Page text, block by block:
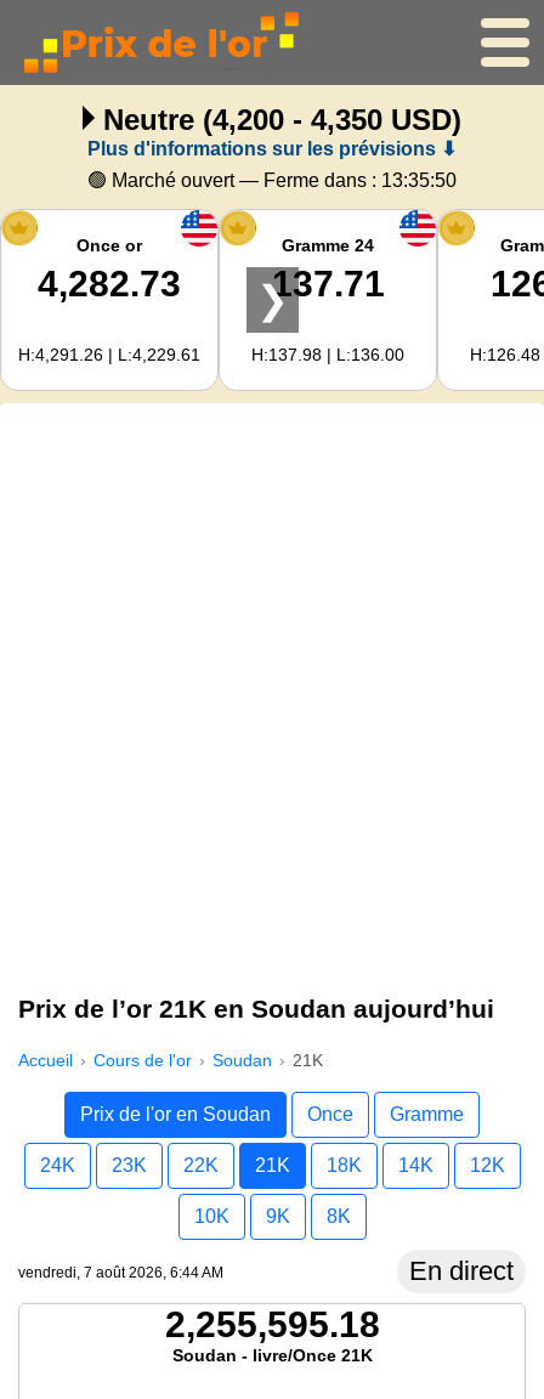
Accueil
Cours de l'or
Cours de l'argent
Calculateur d'or
Pour les Webmasters
Neutre (4,200 - 4,350 USD)
Plus d'informations sur les prévisions ⬇
🟢 Marché ouvert — Ferme dans : 13:35:49
Once or
4,282.73
H:4,291.26 | L:4,229.61
Gramme 24
137.71
H:137.98 | L:136.00
❯
Prix de l’or 21K en Soudan aujourd’hui
Accueil Cours de l'or Soudan 21K
Prix de l'or en Soudan Once Gramme
24K 23K 22K 21K 18K 14K 12K
10K 9K 8K
vendredi, 7 août 2026, 6:44 AM En direct
2,255,595.18
Soudan - livre/Once 21K